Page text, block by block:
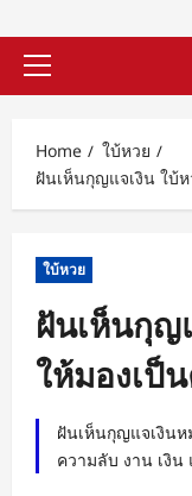
Primary
Home
ใบ้หวย
ฝันเห็นกุญแจเงิน ใบ้
ใบ้หวย
ฝันเห็นกุญ
ให้มองเป็
ฝันเห็นกุญแจเงิน
ความลับ งาน เงิน